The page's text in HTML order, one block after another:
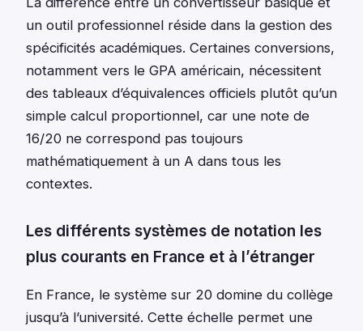
un outil professionnel réside dans la gestion des
spécificités académiques. Certaines conversions,
notamment vers le GPA américain, nécessitent
des tableaux d’équivalences officiels plutôt qu’un
simple calcul proportionnel, car une note de
16/20 ne correspond pas toujours
mathématiquement à un A dans tous les
contextes.
Les différents systèmes de notation les
plus courants en France et à l’étranger
En France, le système sur 20 domine du collège
jusqu’à l’université. Cette échelle permet une